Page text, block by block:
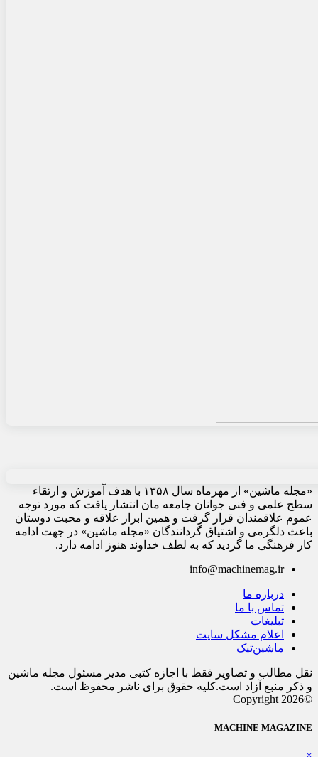
«مجله ماشین» از مهرماه سال ۱۳۵۸ با هدف آموزش و ارتقاء
سطح علمی و فنی جوانان جامعه مان انتشار یافت که مورد توجه
عموم علاقمندان قرار گرفت و همین ابراز علاقه و محبت دوستان
باعث دلگرمی و اشتیاق گردانندگان «مجله ماشین» در جهت ادامه
کار فرهنگی ما گردید که به لطف خداوند هنوز ادامه دارد.
info@machinemag.ir
درباره ما
تماس با ما
تبلیغات
اعلام مشکل سایت
ماشین‌تیک
نقل مطالب و تصاویر فقط با اجازه کتبی مدیر مسئول مجله ماشین
و ذکر منبع آزاد است.کلیه حقوق برای ناشر محفوظ است.
©Copyright 2026
MACHINE MAGAZINE